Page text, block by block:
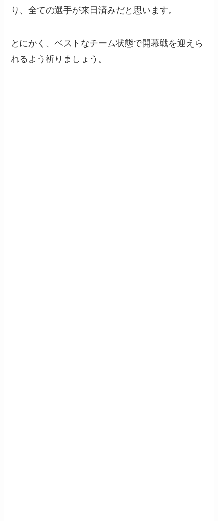
り、全ての選手が来日済みだと思います。
とにかく、ベストなチーム状態で開幕戦を迎えら
れるよう祈りましょう。